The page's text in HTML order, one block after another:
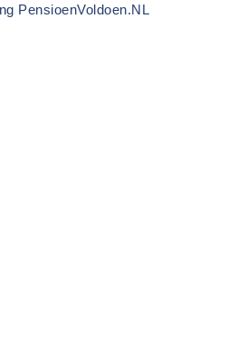
PensioenVoldoen.NL